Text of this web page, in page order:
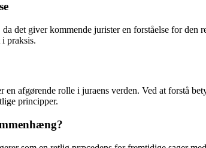
det giver kommende jurister en forståelse for
praksis.
afgørende rolle i juraens verden. Ved at forstå
principper.